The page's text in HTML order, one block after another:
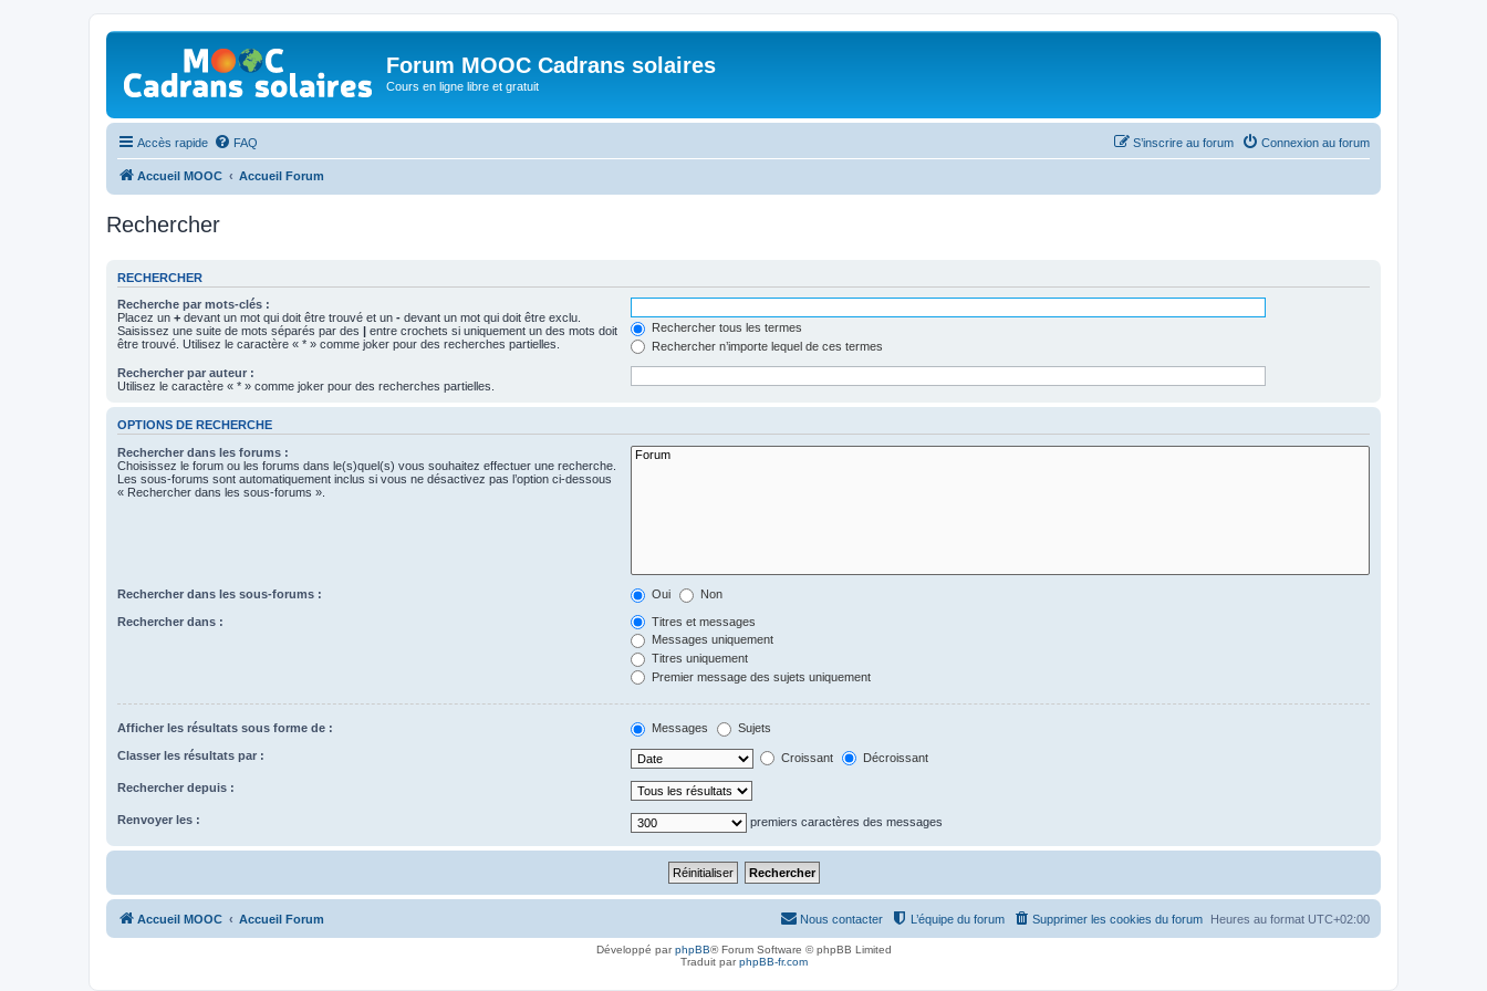
Forum MOOC Cadrans solaires
Cours en ligne libre et gratuit
Accès rapide FAQ Connexion au forum
S’inscrire au forum
Accueil MOOC Accueil Forum
Rechercher
RECHERCHER
Recherche par mots-clés :
Placez un + devant un mot qui doit être trouvé et un - devant un mot qui doit être exclu.
Saisissez une suite de mots séparés par des | entre crochets si uniquement un des mots doit
être trouvé. Utilisez le caractère « * » comme joker pour des recherches partielles.
Rechercher tous les termes
Rechercher n’importe lequel de ces termes
Rechercher par auteur :
Utilisez le caractère « * » comme joker pour des recherches partielles.
OPTIONS DE RECHERCHE
Rechercher dans les forums :
Choisissez le forum ou les forums dans le(s)quel(s) vous souhaitez effectuer une recherche.
Les sous-forums sont automatiquement inclus si vous ne désactivez pas l’option ci-dessous
« Rechercher dans les sous-forums ».
Rechercher dans les sous-forums : Oui Non
Rechercher dans :
Titres et messages
Messages uniquement
Titres uniquement
Premier message des sujets uniquement
Afficher les résultats sous forme de : Messages Sujets
Classer les résultats par : Croissant Décroissant
Rechercher depuis :
Renvoyer les : premiers caractères des messages
Accueil MOOC Accueil Forum Heures au format UTC+02:00
Supprimer les cookies du forum
L’équipe du forum
Nous contacter
Développé parphpBB® Forum Software © phpBB Limited
Traduit parphpBB-fr.com